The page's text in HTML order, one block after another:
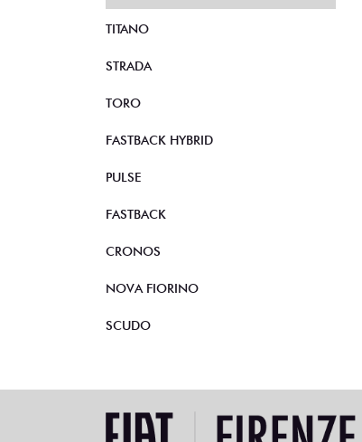
TITANO
STRADA
TORO
FASTBACK HYBRID
PULSE
FASTBACK
CRONOS
NOVA FIORINO
SCUDO